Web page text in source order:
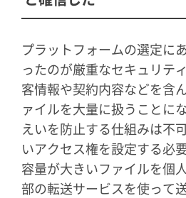
プラットフォームの選定に
ったのが厳重なセキュリテ
客情報や契約内容などを含
ァイルを大量に扱うことに
えいを防止する仕組みは不
いアクセス権を設定する必
容量が大きいファイルを個
部の転送サービスを使って